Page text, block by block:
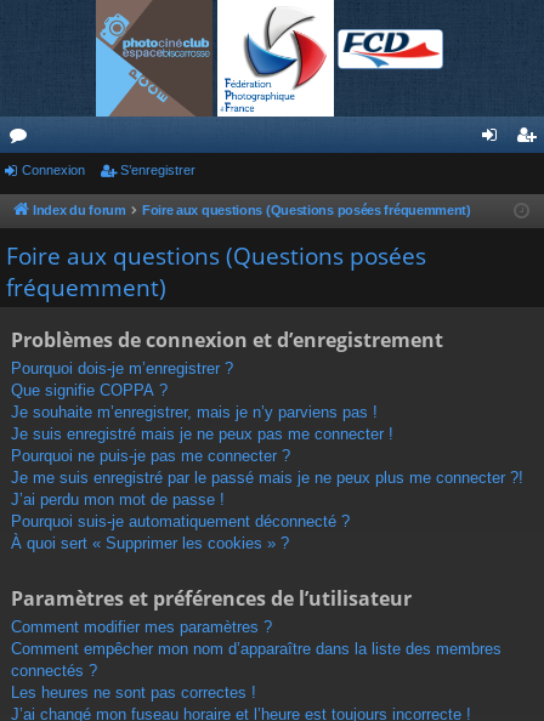
or
u
m
s
nr
Connexion S’enregistrer
Index du forum Foire aux questions (Questions posées fréquemment)
Foire aux questions (Questions posées
fréquemment)
Problèmes de connexion et d’enregistrement
Pourquoi dois-je m’enregistrer ?
Que signifie COPPA ?
Je souhaite m’enregistrer, mais je n’y parviens pas !
Je suis enregistré mais je ne peux pas me connecter !
Pourquoi ne puis-je pas me connecter ?
Je me suis enregistré par le passé mais je ne peux plus me connecter ?!
J’ai perdu mon mot de passe !
Pourquoi suis-je automatiquement déconnecté ?
À quoi sert « Supprimer les cookies » ?
Paramètres et préférences de l’utilisateur
Comment modifier mes paramètres ?
Comment empêcher mon nom d’apparaître dans la liste des membres
connectés ?
Les heures ne sont pas correctes !
J’ai changé mon fuseau horaire et l’heure est toujours incorrecte !